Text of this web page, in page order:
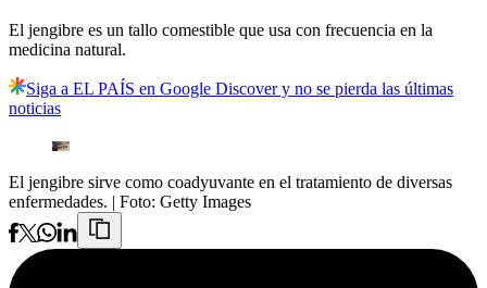
El jengibre es un tallo comestible que usa con frecuencia en la
medicina natural.
Siga a EL PAÍS en Google Discover y no se pierda las últimas
noticias
El jengibre sirve como coadyuvante en el tratamiento de diversas
enfermedades. | Foto: Getty Images